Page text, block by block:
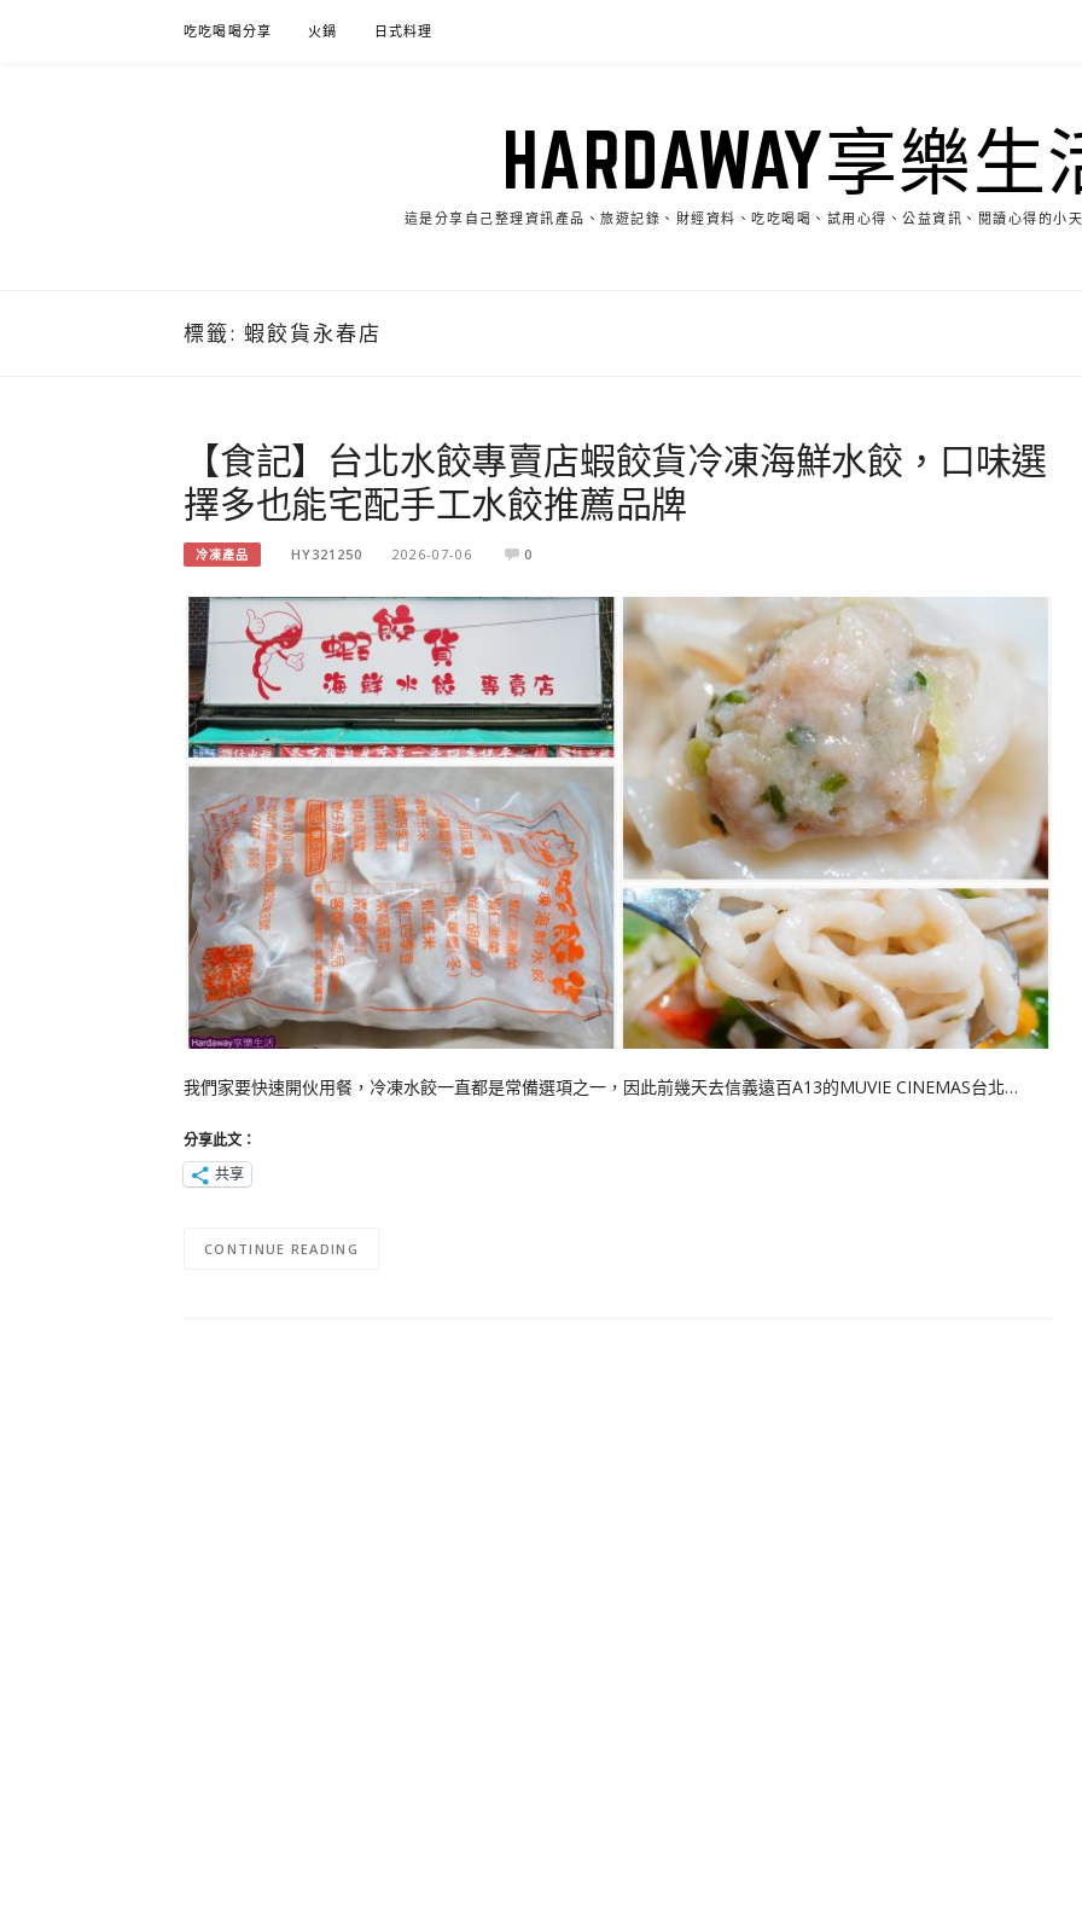
吃吃喝喝分享 火鍋 日式料理
HARDAWAY享樂生
這是分享自己整理資訊產品、旅遊記錄、財經資料、吃吃喝喝、試用心得、公益資訊、閱讀心得的小
標籤: 蝦餃貨永春店
【食記】台北水餃專賣店蝦餃貨冷凍海鮮水餃，口味選
擇多也能宅配手工水餃推薦品牌
冷凍產品 HY321250 2026-07-06 0
我們家要快速開伙用餐，冷凍水餃一直都是常備選項之一，因此前幾天去信義遠百A13的MUVIE CINEMAS台北…
分享此文：
共享
CONTINUE READING